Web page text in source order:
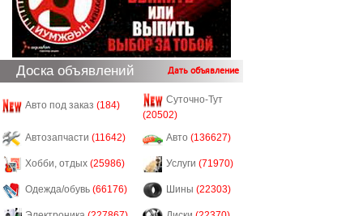
Доска объявлений Дать объявление
Авто под заказ (184)
Суточно-Тут
(20502)
Автозапчасти (11642) Авто (136627)
Хобби, отдых (25986) Услуги (71970)
Одежда/обувь (66176) Шины (22303)